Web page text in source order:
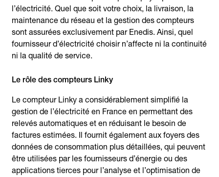
l’électricité. Quel que soit votre choix, la livraison, la
maintenance du réseau et la gestion des compteurs
sont assurées exclusivement par Enedis. Ainsi, quel
fournisseur d’électricité choisir n’affecte ni la continuité
ni la qualité de service.
Le rôle des compteurs Linky
Le compteur Linky a considérablement simplifié la
gestion de l’électricité en France en permettant des
relevés automatiques et en réduisant le besoin de
factures estimées. Il fournit également aux foyers des
données de consommation plus détaillées, qui peuvent
être utilisées par les fournisseurs d’énergie ou des
applications tierces pour l’analyse et l’optimisation de